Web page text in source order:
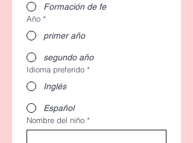
Formación de fe
Año *
primer año
segundo año
Idioma preferido *
Inglés
Español
Nombre del niño *